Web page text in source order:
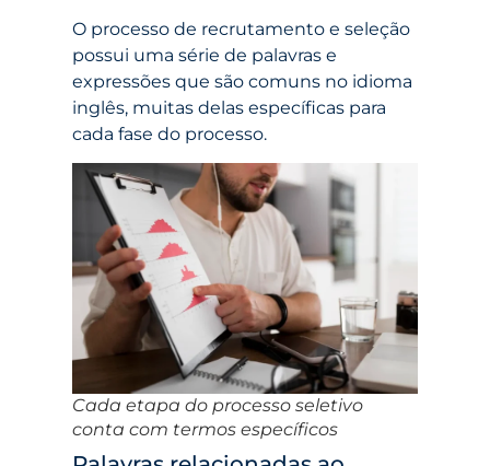
O processo de recrutamento e seleção
possui uma série de palavras e
expressões que são comuns no idioma
inglês, muitas delas específicas para
cada fase do processo.
Cada etapa do processo seletivo
conta com termos específicos